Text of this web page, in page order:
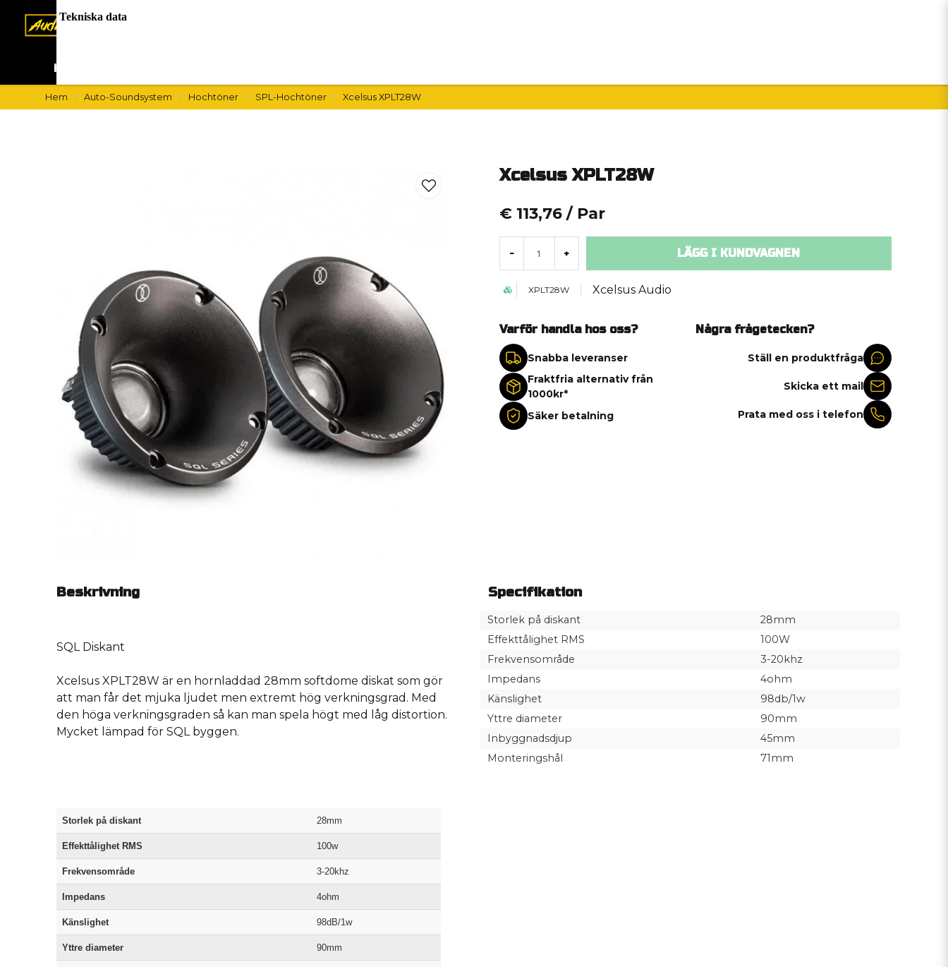
Hem
Hem Auto-Soundsystem Hochtöner SPL-Hochtöner Xcelsus XPLT28W
Xcelsus XPLT28W
€ 113,76 / Par
- + LÄGG I KUNDVAGNEN
XPLT28W Xcelsus Audio
Varför handla hos oss?
Snabba leveranser
Fraktfria alternativ från
1000kr*
Säker betalning
Några frågetecken?
Ställ en produktfråga
Skicka ett mail
Prata med oss i telefon
Beskrivning
SQL Diskant
Xcelsus XPLT28W är en hornladdad 28mm softdome diskat som gör
att man får det mjuka ljudet men extremt hög verkningsgrad. Med
den höga verkningsgraden så kan man spela högt med låg distortion.
Mycket lämpad för SQL byggen.
Tekniska data
Storlek på diskant 28mm
Effekttålighet RMS 100w
Frekvensområde 3-20khz
Impedans 4ohm
Känslighet 98dB/1w
Yttre diameter 90mm
Specifikation
Storlek på diskant
28mm
Effekttålighet RMS
100W
Frekvensområde
3-20khz
Impedans
4ohm
Känslighet
98db/1w
Yttre diameter
90mm
Inbyggnadsdjup
45mm
Monteringshål
71mm